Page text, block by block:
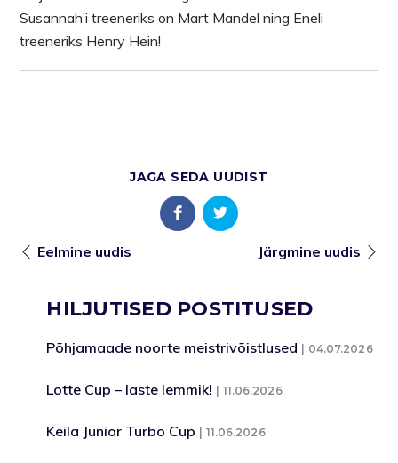
Susannah’i treeneriks on Mart Mandel ning Eneli
treeneriks Henry Hein!
JAGA SEDA UUDIST
Eelmine uudis Järgmine uudis
HILJUTISED POSTITUSED
Põhjamaade noorte meistrivõistlused 04.07.2026
Lotte Cup – laste lemmik! 11.06.2026
Keila Junior Turbo Cup 11.06.2026